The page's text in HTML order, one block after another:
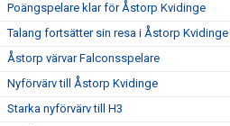
Poängspelare klar för Åstorp Kvidinge
Talang fortsätter sin resa i Åstorp Kvidinge
Åstorp värvar Falconsspelare
Nyförvärv till Åstorp Kvidinge
Starka nyförvärv till H3